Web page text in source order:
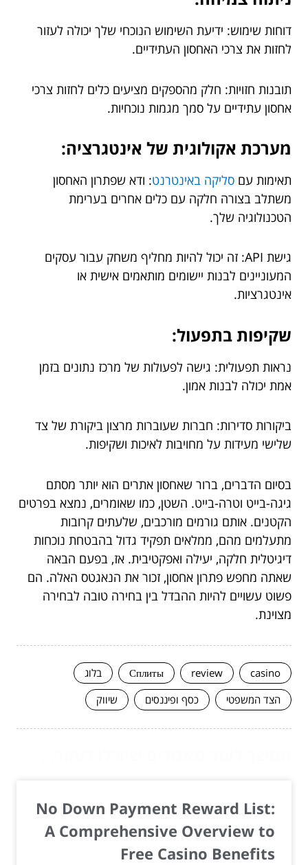
דוחות שימוש: ידיעת השימוש הנוכחי שלך יכולה לעזור
לחזות את צרכי האחסון העתידיים.
תובנות חזויות: חלק מהספקים מציעים כלים לחזות צרכי
אחסון עתידיים על סמך מגמות נוכחיות.
מערכת אקולוגית של אינטגרציה:
תאימות עם סליקה באינטרנט: ודא שפתרון האחסון
משתלב בצורה חלקה עם כלים אחרים בערימת
הטכנולוגיה שלך.
גישת API: זה יכול להיות מחליף משחק עבור עסקים
המעוניינים לבנות יישומים מותאמים אישית או
אינטגרציות.
שקיפות בתפעול:
נראות תפעולית: גישה לפעולות של מרכז נתונים בזמן
אמת יכולה לבנות אמון.
ביקורות סדירות: חברות שעוברות מרצון ביקורת של צד
שלישי מעידות על מחויבות לאיכות ושקיפות.
בסיום הדברים, ברור שאחסון אתרים הוא יותר מסתם
גיגה-בייט וטרה-בייט. השטן, כמו שאומרים, נמצא בפרטים
הקטנים. אותם גורמים מורכבים, שלעתים קרובות
מתעלמים מהם, ממלאים תפקיד גדול בהבטחת נוכחות
דיגיטלית חלקה, יעילה ואפקטיבית. אז, בפעם הבאה
שאתה מחפש פתרון אחסון, זכור את הנאגטס האלה. הם
פשוט עשויים להיות ההבדל בין בחירה טובה לבחירה
מצוינת.
casino
review
Сплиты
בלוג
הצד המשפטי
כסף ופיננסים שיווק
No Down Payment Reward List:
A Comprehensive Overview to
Free Casino Benefits